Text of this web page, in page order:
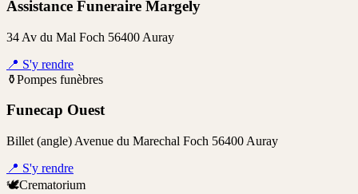
Assistance Funeraire Margely
34 Av du Mal Foch 56400 Auray
📍 S'y rendre
⚱️Pompes funèbres
Funecap Ouest
Billet (angle) Avenue du Marechal Foch 56400 Auray
📍 S'y rendre
🕊️Crematorium